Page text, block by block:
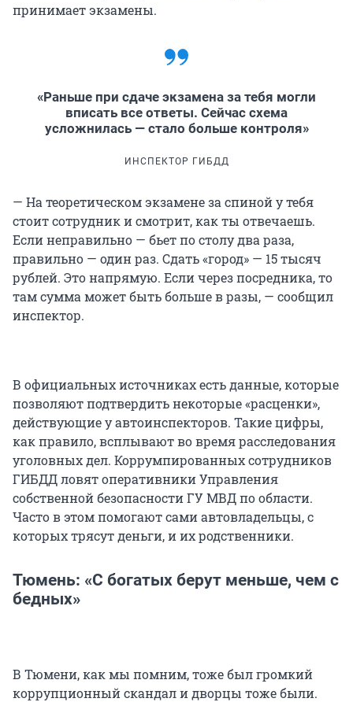
принимает экзамены.
«Раньше при сдаче экзамена за тебя могли
вписать все ответы. Сейчас схема
усложнилась — стало больше контроля»
ИНСПЕКТОР ГИБДД
— На теоретическом экзамене за спиной у тебя
стоит сотрудник и смотрит, как ты отвечаешь.
Если неправильно — бьет по столу два раза,
правильно — один раз. Сдать «город» — 15 тысяч
рублей. Это напрямую. Если через посредника, то
там сумма может быть больше в разы, — сообщил
инспектор.
В официальных источниках есть данные, которые
позволяют подтвердить некоторые «расценки»,
действующие у автоинспекторов. Такие цифры,
как правило, всплывают во время расследования
уголовных дел. Коррумпированных сотрудников
ГИБДД ловят оперативники Управления
собственной безопасности ГУ МВД по области.
Часто в этом помогают сами автовладельцы, с
которых трясут деньги, и их родственники.
Тюмень: «С богатых берут меньше, чем с
бедных»
В Тюмени, как мы помним, тоже был громкий
коррупционный скандал и дворцы тоже были.